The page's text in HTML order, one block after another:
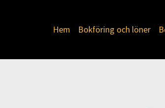
Hem Bokföring och löner